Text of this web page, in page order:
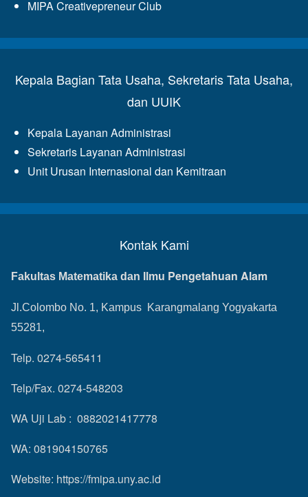
MIPA Creativepreneur Club
Kepala Bagian Tata Usaha, Sekretaris Tata Usaha,
dan UUIK
Kepala Layanan Administrasi
Sekretaris Layanan Administrasi
Unit Urusan Internasional dan Kemitraan
Kontak Kami
Fakultas Matematika dan Ilmu Pengetahuan Alam
Jl.Colombo No. 1, Kampus Karangmalang Yogyakarta
55281,
Telp. 0274-565411
Telp/Fax. 0274-548203
WA Uji Lab : 0882021417778
WA: 081904150765
Website: https://fmipa.uny.ac.id